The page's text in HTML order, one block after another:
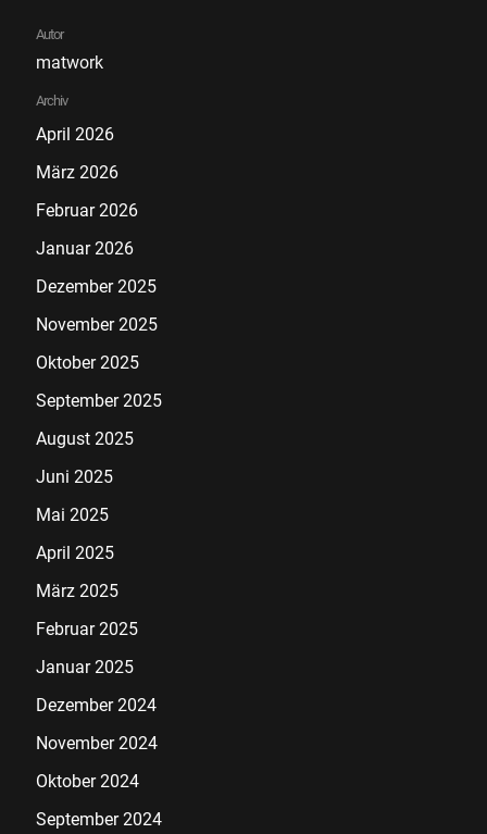
Autor
matwork
Archiv
April 2026
März 2026
Februar 2026
Januar 2026
Dezember 2025
November 2025
Oktober 2025
September 2025
August 2025
Juni 2025
Mai 2025
April 2025
März 2025
Februar 2025
Januar 2025
Dezember 2024
November 2024
Oktober 2024
September 2024